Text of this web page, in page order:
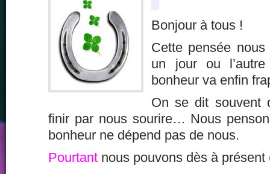
Bonjour à tous !
Cette pensée nous
un jour ou
bonheur va enfin
On se dit souvent
finir par nous sourire… Nous
bonheur ne dépend pas de nous.
Pourtant nous pouvons dès à présent